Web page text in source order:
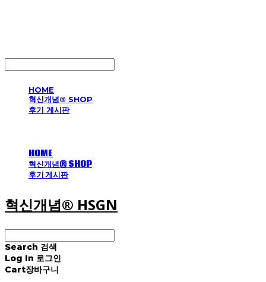
HOME
혁신개념® SHOP
후기 게시판
HOME
혁신개념® SHOP
후기 게시판
혁신개념® HSGN
Search 검색
Log In 로그인
Cart장바구니